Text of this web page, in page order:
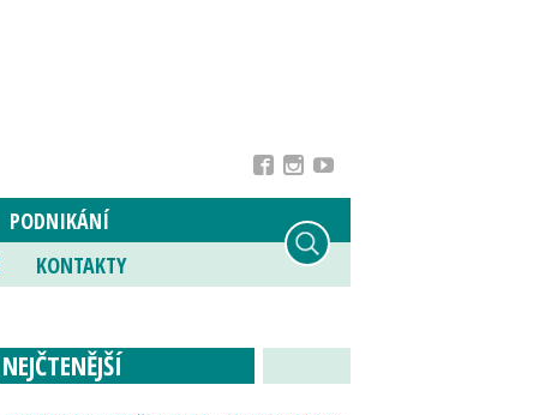
PODNIKÁNÍ
KONTAKTY
NEJČTENĚJŠÍ